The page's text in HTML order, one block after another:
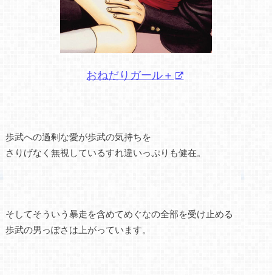
おねだりガール＋
歩武への過剰な愛が歩武の気持ちを
さりげなく無視しているすれ違いっぷりも健在。
そしてそういう暴走を含めてめぐなの全部を受け止める
歩武の男っぽさは上がっています。